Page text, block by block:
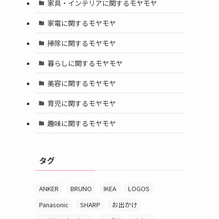
家具・インテリアに関するモヤモヤ
家電に関するモヤモヤ
掃除に関するモヤモヤ
暮らしに関するモヤモヤ
美容に関するモヤモヤ
育児に関するモヤモヤ
趣味に関するモヤモヤ
タグ
ANKER BRUNO IKEA
LOGOS
Panasonic
SHARP
お出かけ